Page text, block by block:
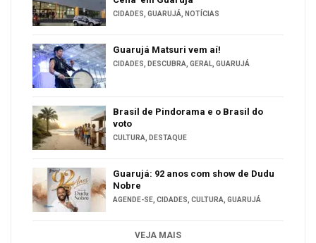
CIDADES, GUARUJÁ, NOTÍCIAS
Guarujá Matsuri vem aí!
CIDADES, DESCUBRA, GERAL, GUARUJÁ
Brasil de Pindorama e o Brasil do
voto
CULTURA, DESTAQUE
Guarujá: 92 anos com show de Dudu
Nobre
AGENDE-SE, CIDADES, CULTURA, GUARUJÁ
VEJA MAIS